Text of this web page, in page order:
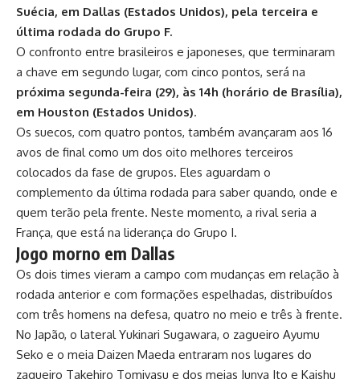
Suécia, em Dallas (Estados Unidos), pela terceira e
última rodada do Grupo F.
O confronto entre brasileiros e japoneses, que terminaram
a chave em segundo lugar, com cinco pontos, será na
próxima segunda-feira (29), às 14h (horário de Brasília),
em Houston (Estados Unidos).
Os suecos, com quatro pontos, também avançaram aos 16
avos de final como um dos oito melhores terceiros
colocados da fase de grupos. Eles aguardam o
complemento da última rodada para saber quando, onde e
quem terão pela frente. Neste momento, a rival seria a
França, que está na liderança do Grupo I.
Jogo morno em Dallas
Os dois times vieram a campo com mudanças em relação à
rodada anterior e com formações espelhadas, distribuídos
com três homens na defesa, quatro no meio e três à frente.
No Japão, o lateral Yukinari Sugawara, o zagueiro Ayumu
Seko e o meia Daizen Maeda entraram nos lugares do
zagueiro Takehiro Tomiyasu e dos meias Junya Ito e Kaishu